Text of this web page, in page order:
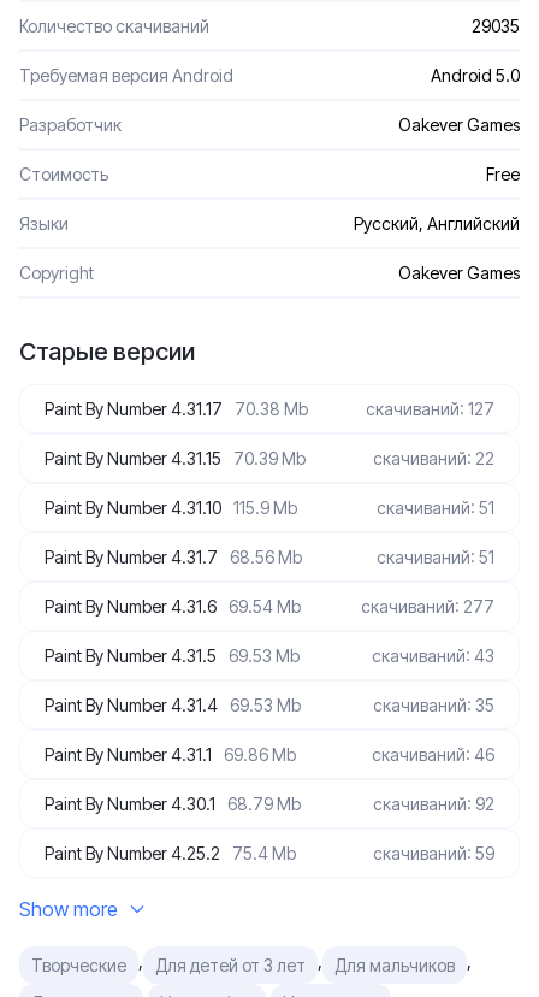
Количество скачиваний 29035
Требуемая версия Android Android 5.0
Разработчик Oakever Games
Стоимость Free
Языки Русский, Английский
Сopyright Oakever Games
Старые версии
Paint By Number 4.31.17 70.38 Mb скачиваний: 127
Paint By Number 4.31.15 70.39 Mb скачиваний: 22
Paint By Number 4.31.10 115.9 Mb скачиваний: 51
Paint By Number 4.31.7 68.56 Mb скачиваний: 51
Paint By Number 4.31.6 69.54 Mb скачиваний: 277
Paint By Number 4.31.5 69.53 Mb скачиваний: 43
Paint By Number 4.31.4 69.53 Mb скачиваний: 35
Paint By Number 4.31.1 69.86 Mb скачиваний: 46
Paint By Number 4.30.1 68.79 Mb скачиваний: 92
Paint By Number 4.25.2 75.4 Mb скачиваний: 59
Show more
Творческие , Для детей от 3 лет , Для мальчиков ,